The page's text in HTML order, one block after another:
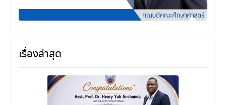
เรื่องล่าสุด